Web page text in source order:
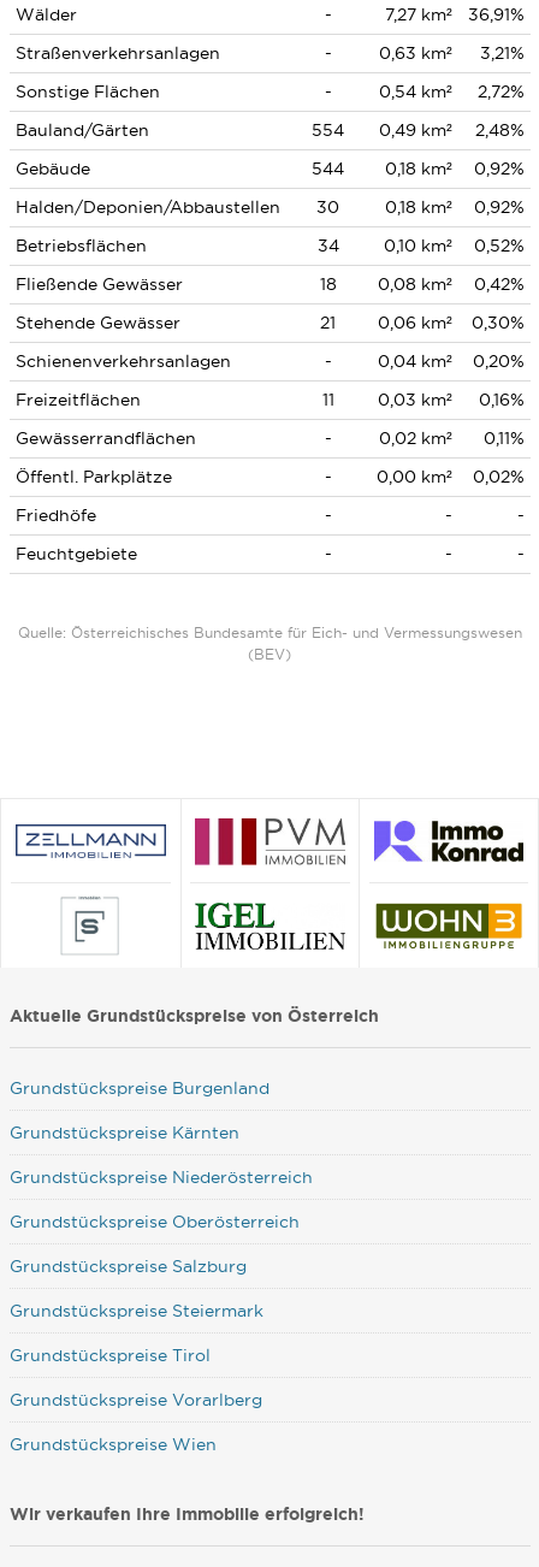
Wälder - 7,27 km²
36,91%
Straßenverkehrsanlagen
- 0,63 km²
3,21%
Sonstige Flächen
- 0,54 km²
2,72%
Bauland/Gärten
554 0,49 km²
2,48%
Gebäude
544 0,18 km²
0,92%
Halden/Deponien/Abbaustellen
30 0,18 km²
0,92%
Betriebsflächen
34 0,10 km²
0,52%
Fließende Gewässer
18 0,08 km²
0,42%
Stehende Gewässer
21 0,06 km²
0,30%
Schienenverkehrsanlagen
- 0,04 km²
0,20%
Freizeitflächen
11 0,03 km²
0,16%
Gewässerrandflächen
- 0,02 km²
0,11%
Öffentl. Parkplätze
- 0,00 km²
0,02%
Friedhöfe
- -
-
Feuchtgebiete
- - -
Quelle: Österreichisches Bundesamte für Eich- und Vermessungswesen
(BEV)
Aktuelle Grundstückspreise von Österreich
Grundstückspreise Burgenland
Grundstückspreise Kärnten
Grundstückspreise Niederösterreich
Grundstückspreise Oberösterreich
Grundstückspreise Salzburg
Grundstückspreise Steiermark
Grundstückspreise Tirol
Grundstückspreise Vorarlberg
Grundstückspreise Wien
Wir verkaufen Ihre Immobilie erfolgreich!